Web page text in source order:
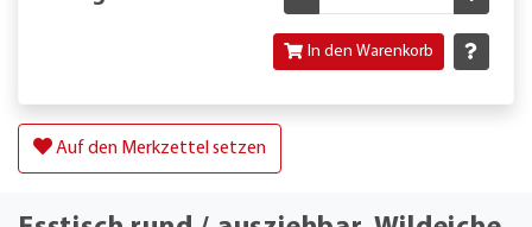
In den Warenkorb
Auf den Merkzettel setzen